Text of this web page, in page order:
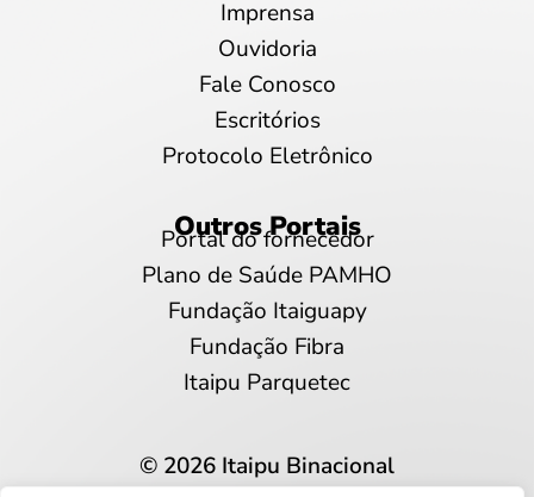
Imprensa
Ouvidoria
Fale Conosco
Escritórios
Protocolo Eletrônico
Outros Portais
Portal do fornecedor
Plano de Saúde PAMHO
Fundação Itaiguapy
Fundação Fibra
Itaipu Parquetec
© 2026 Itaipu Binacional